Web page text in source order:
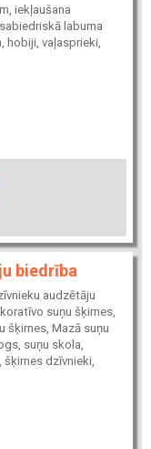
iekļaušana
labuma
hobiji, vaļasprieki,
biedrība
audzētāju
suņu šķirnes,
šķirnes, Mazā suņu
suņu skola,
šķirnes dzīvnieki,